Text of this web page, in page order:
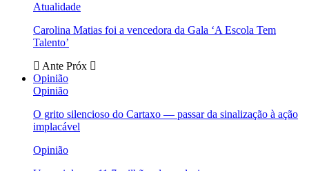
Atualidade
Carolina Matias foi a vencedora da Gala ‘A Escola Tem
Talento’
Ante Próx
Opinião
Opinião
O grito silencioso do Cartaxo — passar da sinalização à ação
implacável
Opinião